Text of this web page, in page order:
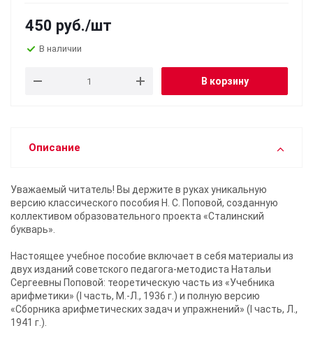
Настоящее учебное пособие включает в себя
материалы из двух изданий советского педагога-
методиста Натальи Сергеевны Поповой:
арифметических задач и упражнений» (I часть, Л., 1941
450 руб./шт
В наличии
В корзину
Описание
Уважаемый читатель! Вы держите в руках уникальную
версию классического пособия Н. С. Поповой, созданную
коллективом образовательного проекта «Сталинский
букварь».
Настоящее учебное пособие включает в себя материалы из
двух изданий советского педагога-методиста Натальи
Сергеевны Поповой: теоретическую часть из «Учебника
арифметики» (I часть, М.-Л., 1936 г.) и полную версию
«Сборника арифметических задач и упражнений» (I часть, Л.,
1941 г.).